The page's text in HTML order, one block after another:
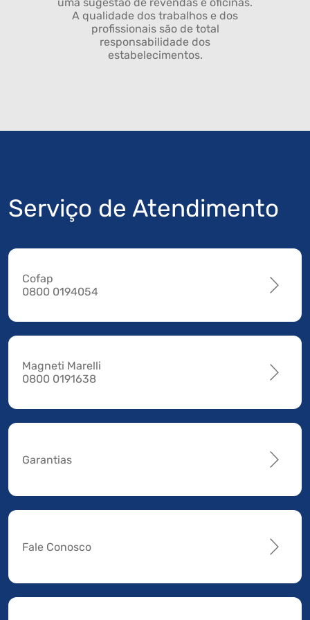
A qualidade dos trabalhos e dos
profissionais são de total
responsabilidade dos
estabelecimentos.
Serviço de Atendimento
Cofap
0800 0194054
Magneti Marelli
0800 0191638
Garantias
Fale Conosco